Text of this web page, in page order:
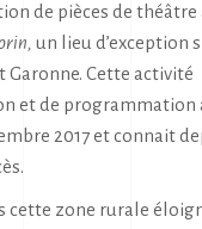
de pièces de théâtre
un lieu d’exception
Garonne. Cette activité
et de programmation
2017 et connait
cette zone rurale